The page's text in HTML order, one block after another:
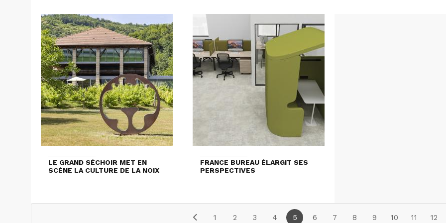
LE GRAND SÉCHOIR MET EN
SCÈNE LA CULTURE DE LA NOIX
FRANCE BUREAU ÉLARGIT SES
PERSPECTIVES
1 2 3 4 5 6 7 8 9 10 11 12